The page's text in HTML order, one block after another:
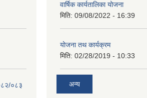
०८३
वार्षिक कार्यतालिका योजना
मिति: 09/08/2022 - 16:39
योजना तथ कार्यक्रम
मिति: 02/28/2019 - 10:33
अन्य